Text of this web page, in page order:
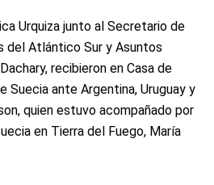
Urquiza junto al Secretario de
del Atlántico Sur y Asuntos
recibieron en Casa de
Suecia ante Argentina, Uruguay y
quien estuvo acompañado por
en Tierra del Fuego, María